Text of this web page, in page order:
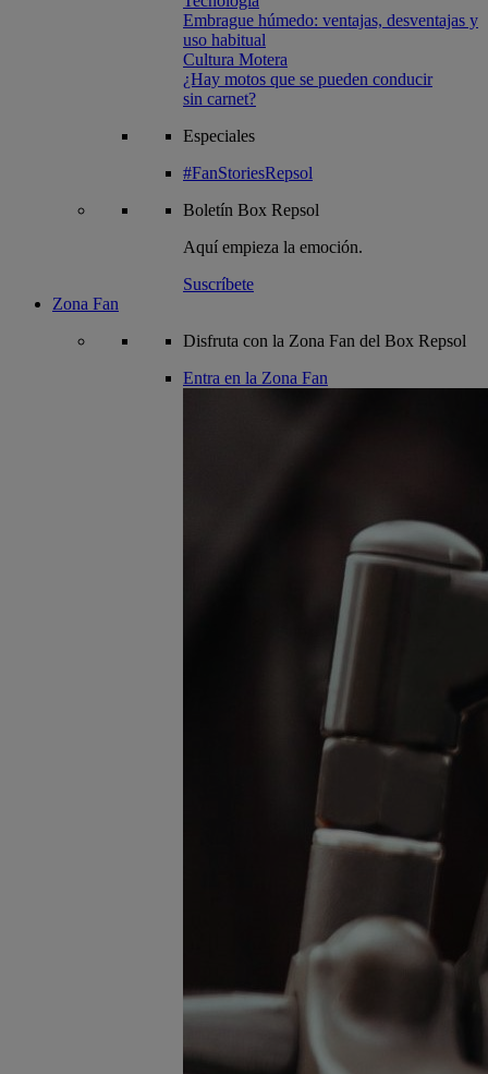
Embrague húmedo: ventajas, desventajas y
uso habitual
Cultura Motera
¿Hay motos que se pueden conducir
sin carnet?
Especiales
#FanStoriesRepsol
Boletín Box Repsol
Aquí empieza la emoción.
Suscríbete
Zona Fan
Disfruta con la Zona Fan del Box Repsol
Entra en la Zona Fan